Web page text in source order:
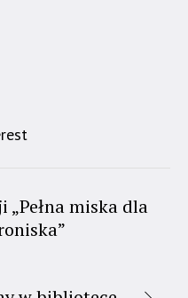
„Pełna miska dla